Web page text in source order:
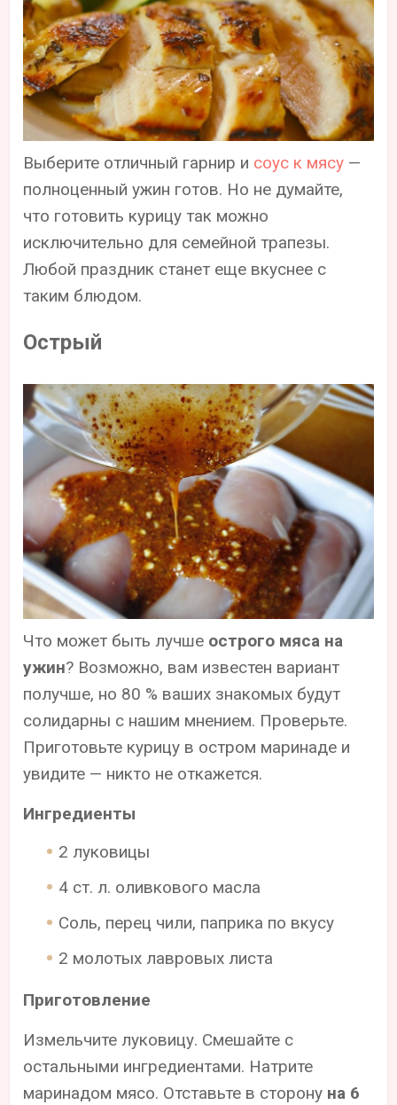
Выберите отличный гарнир и соус к мясу —
полноценный ужин готов. Но не думайте,
что готовить курицу так можно
исключительно для семейной трапезы.
Любой праздник станет еще вкуснее с
таким блюдом.
Острый
Что может быть лучше острого мяса на
ужин? Возможно, вам известен вариант
получше, но 80 % ваших знакомых будут
солидарны с нашим мнением. Проверьте.
Приготовьте курицу в остром маринаде и
увидите — никто не откажется.
Ингредиенты
2 луковицы
4 ст. л. оливкового масла
Соль, перец чили, паприка по вкусу
2 молотых лавровых листа
Приготовление
Измельчите луковицу. Смешайте с
остальными ингредиентами. Натрите
маринадом мясо. Отставьте в сторону на 6